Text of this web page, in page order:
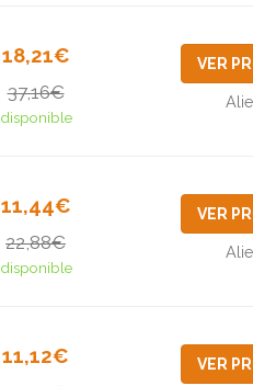
18,21€
37,16€
disponible
VER
11,44€
22,88€
disponible
VER
11,12€ VER